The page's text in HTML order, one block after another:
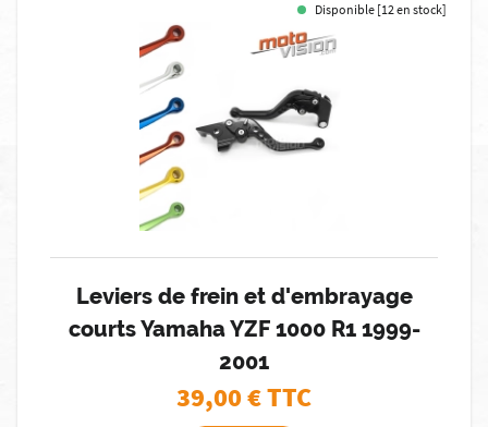
Disponible [12 en stock]
Leviers de frein et d'embrayage
courts Yamaha YZF 1000 R1 1999-
2001
39,00€ TTC